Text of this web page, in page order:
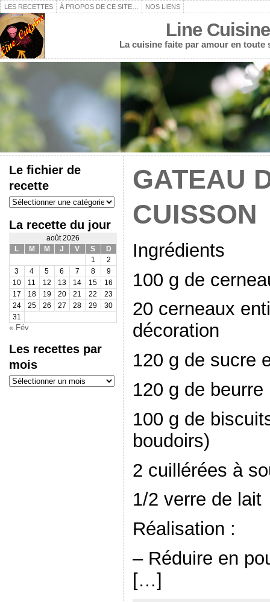
LES RECETTES À PROPOS DE CE SITE… NOS LIENS
Line Cuisine
La cuisine faite par amour en
Le fichier de
recette
Le
fichier
recette
La recette du jour
août 2026
L
M M J V S
D
1
2
3
4 5 6 7 8
9
10
11 12 13 14 15
16
17
18 19 20 21 22
23
24
25 26 27 28 29
30
31
« Fév
Les recettes par
mois
Les
recettes
GATEAU
CUISSON
Ingrédients
100 g de
20 cerneaux
décoration
120 g de sucre
120 g de beurre
100 g de
boudoirs)
2 cuillérées à
1/2 verre de lait
Réalisation :
– Réduire en
[…]